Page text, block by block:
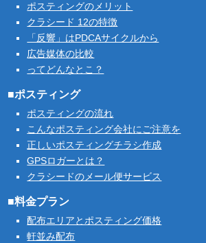
ポスティングのメリット
クラシード 12の特徴
「反響」はPDCAサイクルから
広告媒体の比較
ってどんなとこ？
■ポスティング
ポスティングの流れ
こんなポスティング会社にご注意を
正しいポスティングチラシ作成
GPSロガーとは？
クラシードのメール便サービス
■料金プラン
配布エリアとポスティング価格
軒並み配布